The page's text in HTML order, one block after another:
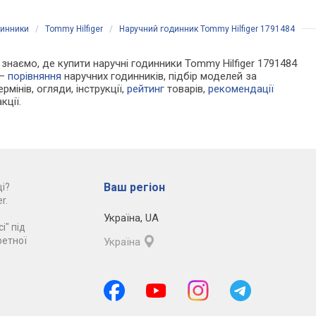
/ Tommy Hilfiger / Наручний годинник Tommy Hilfiger 1791484
де купити наручні годинники Tommy Hilfiger 1791484
—порівняння наручних годинників, підбір моделей за
огляди, інструкції,рейтинг товарів,рекомендації
під
Ваш регіон
Україна, UA
Україна